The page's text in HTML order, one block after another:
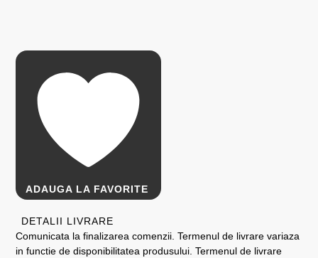
ADAUGA LA FAVORITE
DETALII LIVRARE
Comunicata la finalizarea comenzii. Termenul de livrare variaza
in functie de disponibilitatea produsului. Termenul de livrare